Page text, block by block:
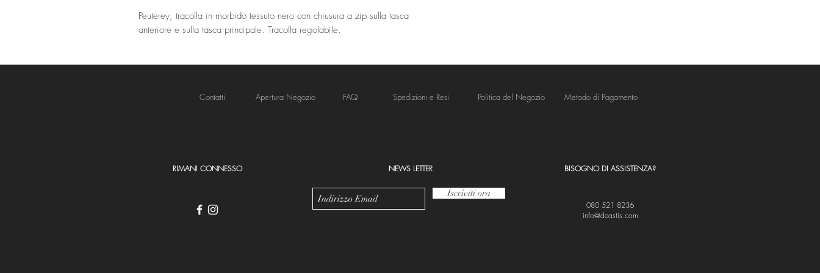
Peuterey, tracolla in morbido tessuto nero con chiusura a zip sulla tasca
anteriore e sulla tasca principale. Tracolla regolabile.
Contatti Apertura Negozio FAQ Spedizioni e Resi Politica del Negozio Metodo di Pagamento
RIMANI CONNESSO
Iscriviti ora
NEWS LETTER BISOGNO DI ASSISTENZA?
080 521 8236
info@deastis.com